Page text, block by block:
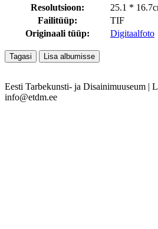
Resolutsioon:
25.1 *
Failitüüp:
TIF
Originaali tüüp:
Digitaalfoto
Eesti Tarbekunsti- ja Disainimuuseum |
info@etdm.ee